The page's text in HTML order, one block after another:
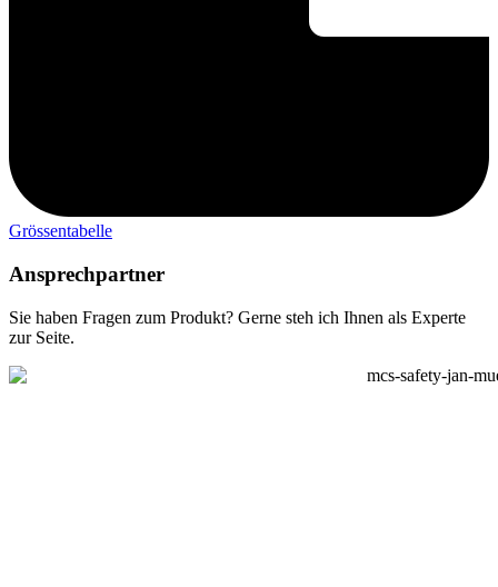
Grössentabelle
Ansprechpartner
Sie haben Fragen zum Produkt? Gerne steh ich Ihnen als Experte
zur Seite.